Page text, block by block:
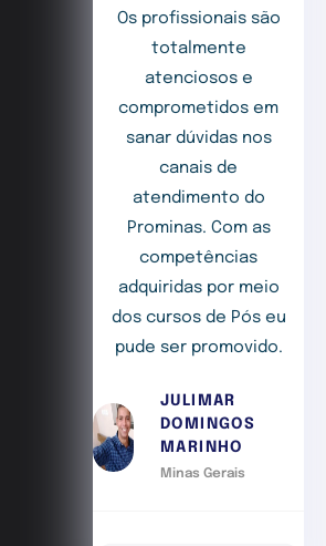
Os profissionais são
totalmente
atenciosos e
comprometidos em
sanar dúvidas nos
canais de
atendimento do
Prominas. Com as
competências
adquiridas por meio
dos cursos de Pós eu
pude ser promovido.
JULIMAR
DOMINGOS
MARINHO
Minas Gerais